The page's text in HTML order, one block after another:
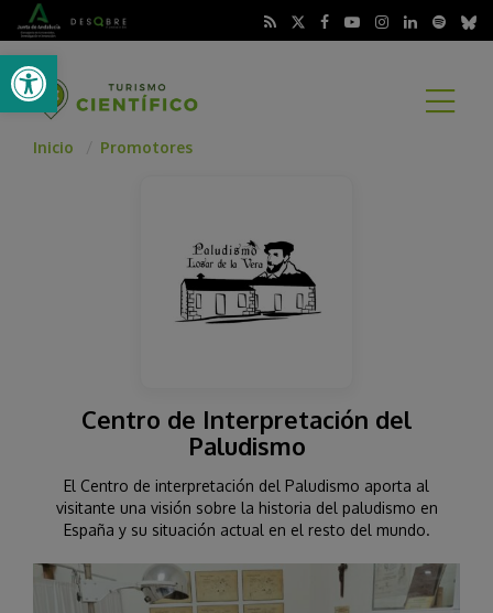
Abrir barra de herramientas
Inicio Promotores
Centro de Interpretación del
Paludismo
El Centro de interpretación del Paludismo aporta al
visitante una visión sobre la historia del paludismo en
España y su situación actual en el resto del mundo.